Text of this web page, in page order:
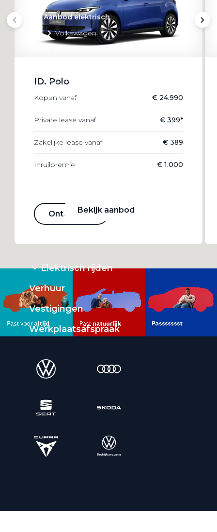
Aanbod elektrisch
Volkswagen
CUPRA
VW Bedrijfswagens
Elektrisch rijden
Bekijk aanbod
Elektrisch rijden
Verhuur
Vestigingen
Werkplaatsafspraak
ID. Polo
Kopen vanaf € 24.990
Private lease vanaf € 399*
Zakelijke lease vanaf € 389
Inruilpremie € 1.000
Ontdekken